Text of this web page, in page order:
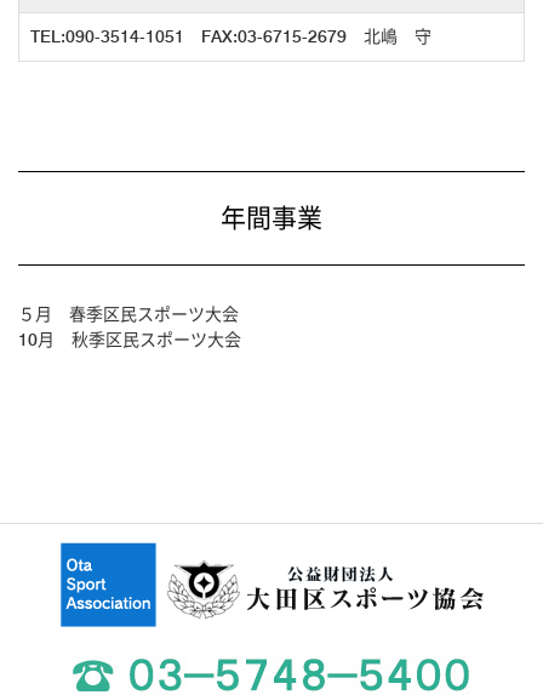
TEL:090-3514-1051 FAX:03-6715-2679 北嶋 守
年間事業
５月 春季区民スポーツ大会
10月 秋季区民スポーツ大会